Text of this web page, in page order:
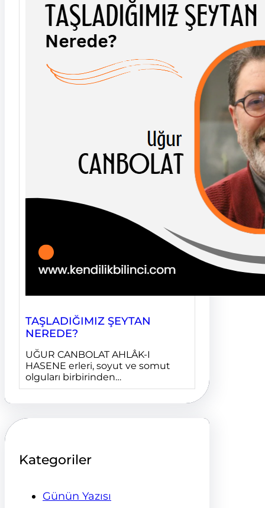
TAŞLADIĞIMIZ ŞEYTAN
NEREDE?
UĞUR CANBOLAT AHLÂK-I
HASENE erleri, soyut ve somut
olguları birbirinden…
Kategoriler
Günün Yazısı